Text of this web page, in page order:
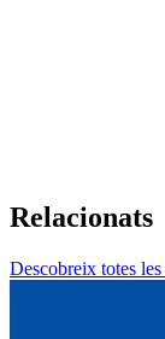
Relacionats
Descobreix totes